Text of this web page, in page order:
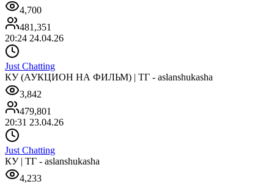
4,700
481,351
20:24 24.04.26
Just Chatting
КУ (АУКЦИОН НА ФИЛЬМ) | ТГ - aslanshukasha
3,842
479,801
20:31 23.04.26
Just Chatting
КУ | ТГ - aslanshukasha
4,233